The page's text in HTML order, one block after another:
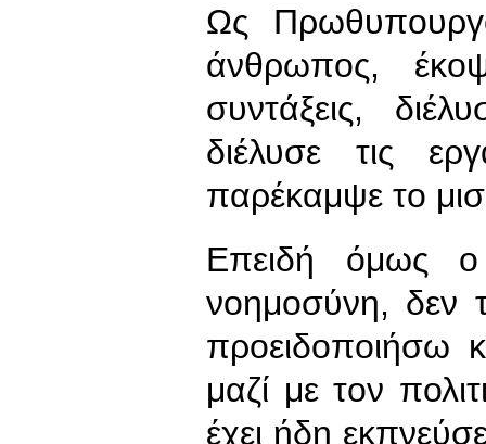
Ως
άνθρωπος,
συντάξεις,
διέλυσε τις
παρέκαμψε το
Επειδή όμως ο
νοημοσύνη, δεν
προειδοποιήσω
μαζί με τον
έχει ήδη